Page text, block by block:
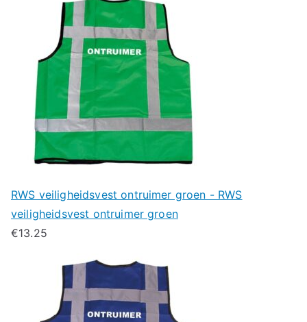
RWS veiligheidsvest ontruimer groen - RWS
veiligheidsvest ontruimer groen
€13.25